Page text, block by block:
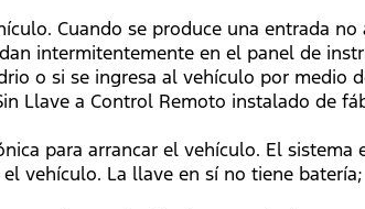
Cuando se produce una entrada
intermitentemente en el panel de
o si se ingresa al vehículo por medio
Llave a Control Remoto instalado de
para arrancar el vehículo. El
vehículo. La llave en sí no tiene